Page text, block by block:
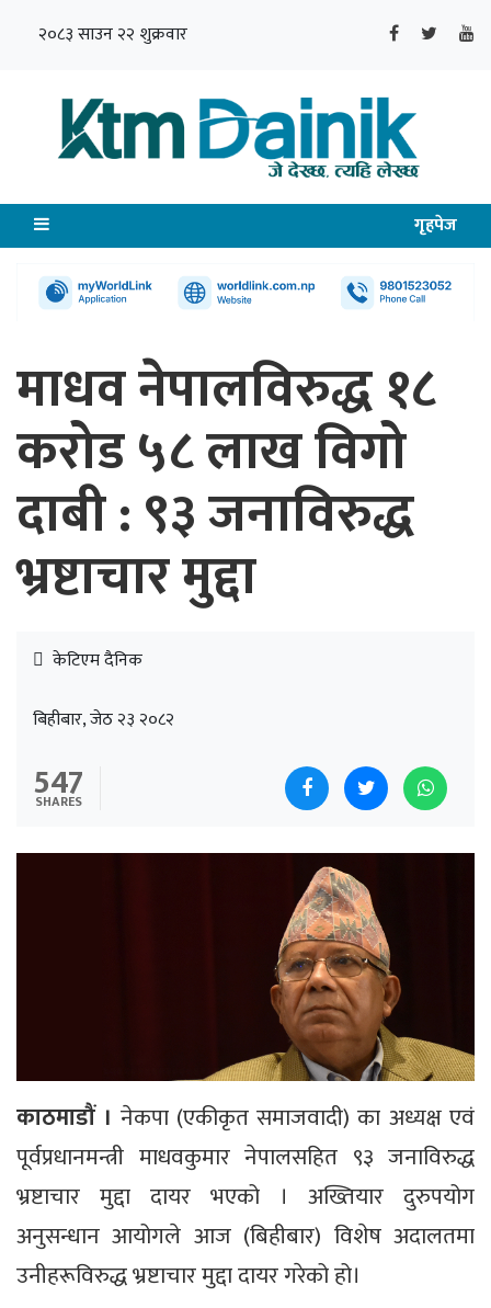
२०८३ साउन २२ शुक्रवार
गृहपेज
माधव नेपालविरुद्ध १८
करोड ५८ लाख विगो
दाबी : ९३ जनाविरुद्ध
भ्रष्टाचार मुद्दा
केटिएम दैनिक
बिहीबार, जेठ २३ २०८२
547
SHARES
काठमाडौं । नेकपा (एकीकृत समाजवादी) का अध्यक्ष एवं
पूर्वप्रधानमन्त्री माधवकुमार नेपालसहित ९३ जनाविरुद्ध
भ्रष्टाचार मुद्दा दायर भएको । अख्तियार दुरुपयोग
अनुसन्धान आयोगले आज (बिहीबार) विशेष अदालतमा
उनीहरूविरुद्ध भ्रष्टाचार मुद्दा दायर गरेको हो।